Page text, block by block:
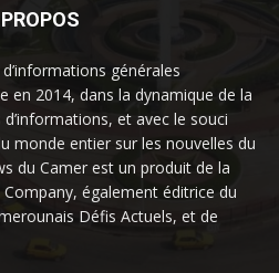
générales
en 2014, dans la dynamique de la
et avec le souci
monde entier sur les nouvelles du
du Camer est un produit de la
également éditrice du
Défis Actuels, et de